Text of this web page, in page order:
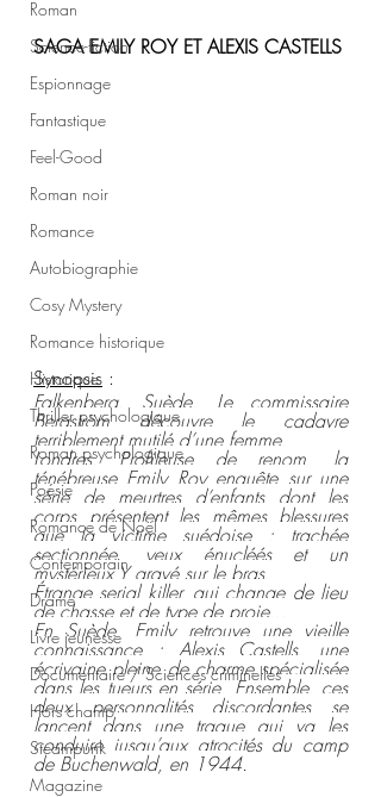
Roman
Science-fiction
Espionnage
Fantastique
Feel-Good
Roman noir
Romance
Autobiographie
Cosy Mystery
Romance historique
Historique
Thriller psychologique
Roman psychologique
Poésie
Romance de Noël
Contemporain
Drame
Livre jeunesse
Documentaire / Sciences criminelles
Hors champ
Steampunk
Magazine
SAGA EMILY ROY ET ALEXIS CASTELLS
Synopsis :
Falkenberg, Suède. Le commissaire
Bergström découvre le cadavre
terriblement mutilé d’une femme.
Londres. Profileuse de renom, la
ténébreuse Emily Roy enquête sur une
série de meurtres d’enfants dont les
corps présentent les mêmes blessures
que la victime suédoise : trachée
sectionnée, yeux énucléés et un
mystérieux Y gravé sur le bras.
Étrange serial killer, qui change de lieu
de chasse et de type de proie...
En Suède, Emily retrouve une vieille
connaissance : Alexis Castells, une
écrivaine pleine de charme spécialisée
dans les tueurs en série. Ensemble, ces
deux personnalités discordantes se
lancent dans une traque qui va les
conduire jusqu’aux atrocités du camp
de Buchenwald, en 1944.